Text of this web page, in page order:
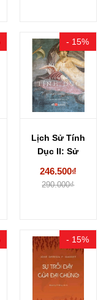
- 15%
Lịch Sử Tính
Dục II: Sử
246.500₫
290.000₫
- 15%